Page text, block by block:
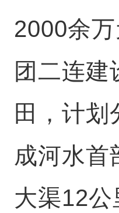
2000余
团二连建
田，计划
成河水首
大渠12